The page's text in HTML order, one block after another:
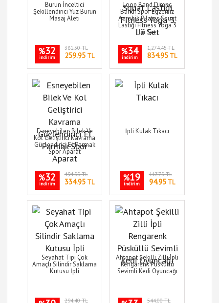
Burun İnceltici
Şekillendirici Yüz Burun
Masaj Aleti
%32
indirim
381.50 TL
259.95TL
Loop Band Direnç
Bandı Spor Egzersiz
Aerobik Pilates Squat
Lastiği Fitness Yoga 3
Lü Set
%34
indirim
1,274.45 TL
834.95TL
Esneyebilen Bilek Ve
Kol Geliştirici Kavrama
Güçlendirici El Parmak
Spor Aparat
%32
indirim
494.55 TL
334.95TL
İpli Kulak Tıkacı
%19
indirim
117.75 TL
94.95TL
Seyahat Tipi Çok
Amaçlı Silindir Saklama
Kutusu İpli
294.40 TL
Ahtapot Şekilli Zilli İpli
Rengarenk Püsküllü
Sevimli Kedi Oyuncağı
544.00 TL